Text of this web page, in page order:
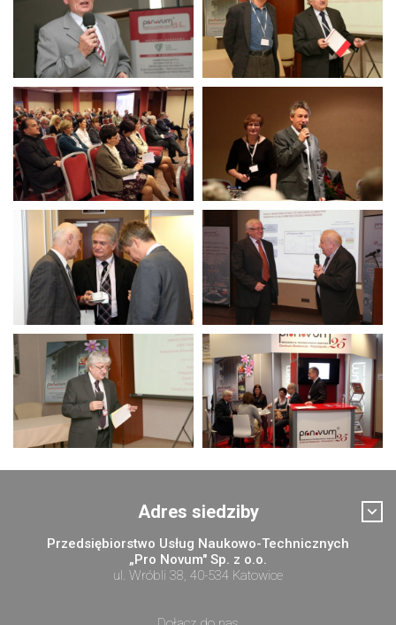
Adres siedziby
Przedsiębiorstwo Usług Naukowo-Technicznych
„Pro Novum" Sp. z o.o.
ul. Wróbli 38, 40-534 Katowice